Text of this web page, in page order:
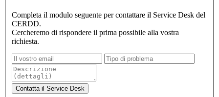
Completa il modulo seguente per contattare il Service Desk del
CERDD.
Cercheremo di rispondere il prima possibile alla vostra
richiesta.